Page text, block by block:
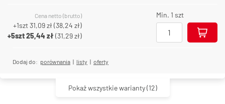
Cena netto (brutto)
+1szt31,09 zł(38,24 zł)
+5szt25,44 zł(31,29 zł)
Min. 1 szt
Dodaj do: porównania | listy | oferty
Pokaż wszystkie warianty(12)